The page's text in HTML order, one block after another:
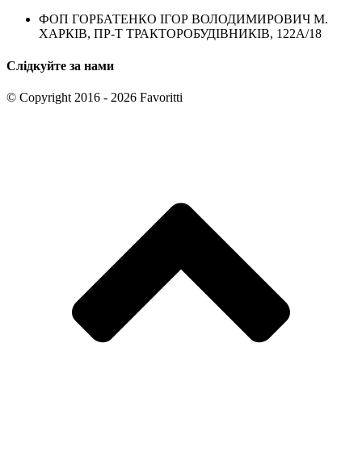
ФОП ГОРБАТЕНКО ІГОР ВОЛОДИМИРОВИЧ М.
ХАРКІВ, ПР-Т ТРАКТОРОБУДІВНИКІВ, 122А/18
Слідкуйте за нами
© Copyright 2016 - 2026 Favoritti